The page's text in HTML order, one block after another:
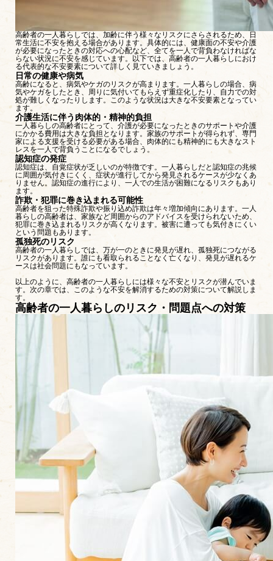
高齢者の一人暮らしでは、加齢に伴う様々なリスクにさらされるため、日
常生活に不安を抱える場合があります。具体的には、健康面の不安や介護
が必要になったときの対応への心配など、全てを一人で背負わなければな
らない状況に不安を感じています。以下では、高齢者の一人暮らしにおけ
る代表的な不安要素について詳しく見ていきましょう。
日常の健康や病気
高齢になると、病気やケガのリスクが高まります。一人暮らしの場合、病
気やケガをしたとき、周りに気付いてもらえず重症化したり、自力での対
処が難しくなったりします。このような状況は大きな不安要素となってい
ます。
介護生活に伴う肉体的・精神的負担
一人暮らしの高齢者にとって、介護が必要になったときのサポートや介護
にかかる費用は大きな負担となります。家族のサポートが得られず、専門
家による支援を受ける必要がある場合、肉体的にも精神的にも大きなスト
レスを一人で背負うことになるでしょう。
認知症の発症
認知症は、自覚症状が乏しいのが特徴です。一人暮らしだと認知症の兆候
に周囲が気付きにくく、症状が進行してから発見されるケースが少なくあ
りません。認知症の進行により、一人での生活が困難になるリスクもあり
ます。
詐欺・犯罪に巻き込まれる可能性
高齢者を狙った特殊詐欺や振り込め詐欺は年々増加傾向にあります。一人
暮らしの高齢者は、家族など周囲からのアドバイスを受けられないため、
犯罪に巻き込まれるリスクが高くなります。被害に遭っても気付きにくい
という問題もあります。
孤独死のリスク
高齢者の一人暮らしでは、万が一のときに発見が遅れ、孤独死につながる
リスクがあります。誰にも看取られることなく亡くなり、発見が遅れるケ
ースは社会問題にもなっています。
以上のように、高齢者の一人暮らしには様々な不安とリスクが潜んでいま
す。次の章では、このような不安を解消するための対策について解説しま
す。
高齢者の一人暮らしのリスク・問題点への対策